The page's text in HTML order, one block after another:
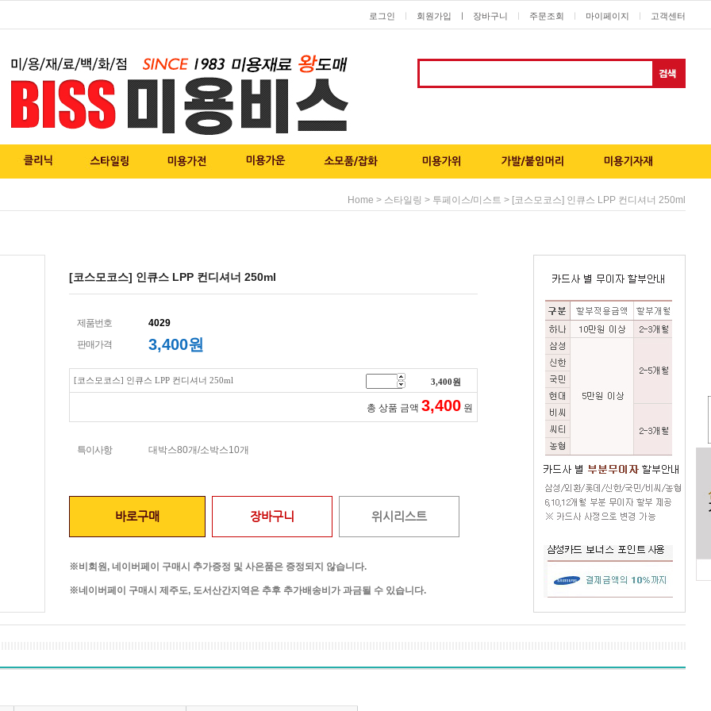
로그인 회원가입 ㅣ 장바구니 주문조회 마이페이지 고객센터
Home > 스타일링 > 투페이스/미스트 > [코스모코스] 인큐스 LPP 컨디셔너 250ml
[코스모코스] 인큐스 LPP 컨디셔너 250ml
제품번호
4029
판매가격
3,400원
[코스모코스] 인큐스 LPP 컨디셔너 250ml 3,400원
총 상품 금액 3,400 원
특이사항 대박스80개/소박스10개
바로구매 장바구니 위시리스트
※비회원, 네이버페이 구매시 추가증정 및 사은품은 증정되지 않습니다.
※네이버페이 구매시 제주도, 도서산간지역은 추후 추가배송비가 과금될 수 있습니다.